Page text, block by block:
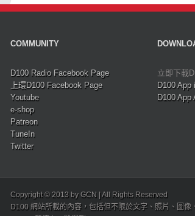
COMMUNITY
D100 Radio Facebook Page
上環D100 Facebook Page
Youtube
e-shop
Patreon
TuneIn
Twitter
立即下載
D100 App
D100 App
Copyright © 2013 by GCN | All Rights Reserved
D100 網站所載的內容，包括但不限於文字、照片、圖